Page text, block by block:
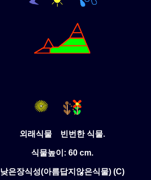
외래식물 빈번한 식물.
식물높이: 60 cm.
낮은장식성(아름답지않은식물) (C)